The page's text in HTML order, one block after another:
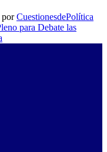
porCuestionesdePolítica